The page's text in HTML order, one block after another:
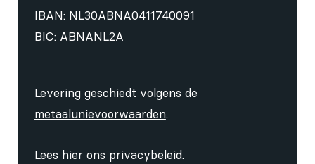
IBAN: NL30ABNA0411740091
BIC: ABNANL2A
Levering geschiedt volgens de
metaalunievoorwaarden.
Lees hier ons privacybeleid.